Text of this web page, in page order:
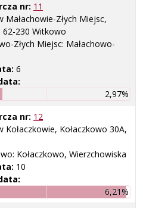
nr: 11
Małachowie-Złych Miejsc,
62-230 Witkowo
Złych Miejsc: Małachowo-
6
2,97%
nr: 12
Kołaczkowie, Kołaczkowo 30A,
Kołaczkowo, Wierzchowiska
10
6,21%